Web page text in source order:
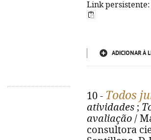
Link
ADICIONAR À
10 - Todos
atividades ;
avaliação /
consultora